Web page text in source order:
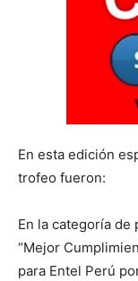
En esta edición
trofeo fueron:
En la categoría
“Mejor
para Entel Perú